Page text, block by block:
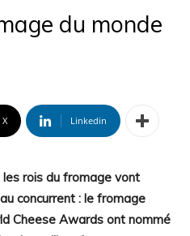
du monde
X Linkedin
les rois du fromage vont
concurrent : le fromage
Cheese Awards ont nommé